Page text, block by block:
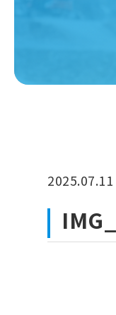
2025.07.11